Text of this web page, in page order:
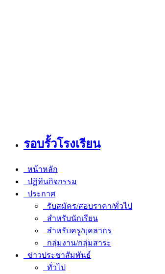
รอบรั้วโรงเรียน
หน้าหลัก
ปฏิทินกิจกรรม
ประกาศ
รับสมัคร/สอบราคา/ทั่วไป
สำหรับนักเรียน
สำหรับครู/บุคลากร
กลุ่มงาน/กลุ่มสาระ
ข่าวประชาสัมพันธ์
ทั่วไป